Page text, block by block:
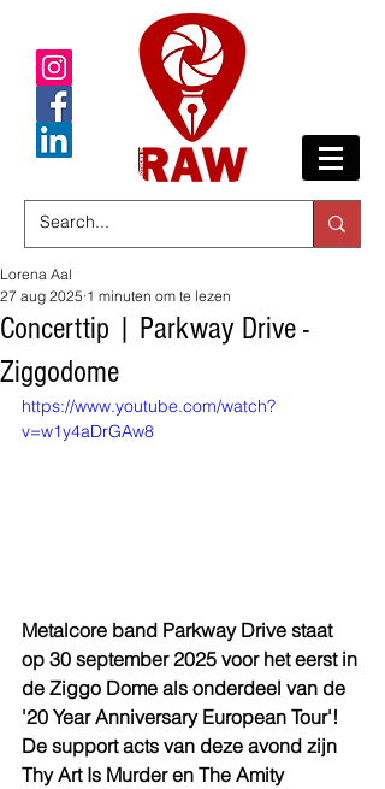
Concerttip | Parkway Drive -
Ziggodome
Lorena Aal
27 aug 2025 1 minuten om te lezen
https://www.youtube.com/watch?
v=w1y4aDrGAw8
Metalcore band Parkway Drive staat
op 30 september 2025 voor het eerst in
de Ziggo Dome als onderdeel van de
'20 Year Anniversary European Tour'!
De support acts van deze avond zijn
Thy Art Is Murder en The Amity